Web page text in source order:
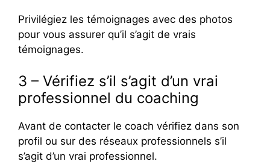
Privilégiez les témoignages avec des photos
pour vous assurer qu’il s’agit de vrais
témoignages.
3 – Vérifiez s’il s’agit d’un vrai
professionnel du coaching
Avant de contacter le coach vérifiez dans son
profil ou sur des réseaux professionnels s’il
s’agit d’un vrai professionnel.